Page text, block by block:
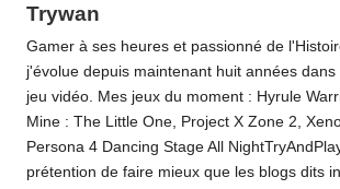
Trywan
Gamer à ses heures et passionné de
j'évolue depuis maintenant huit années
jeu vidéo. Mes jeux du moment : Hyrule
Mine : The Little One, Project X Zone 2,
Persona 4 Dancing Stage All
prétention de faire mieux que les blogs dits